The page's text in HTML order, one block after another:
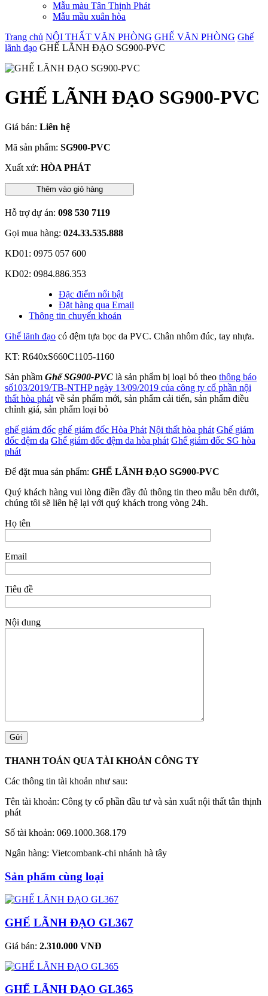
Mẫu màu Tân Thịnh Phát
Mẫu mầu xuân hòa
Trang chủ NỘI THẤT VĂN PHÒNG GHẾ VĂN PHÒNG Ghế
lãnh đạo GHẾ LÃNH ĐẠO SG900-PVC
GHẾ LÃNH ĐẠO SG900-PVC
Giá bán: Liên hệ
Mã sản phẩm: SG900-PVC
Xuất xứ: HÒA PHÁT
Thêm vào giỏ hàng
Hỗ trợ dự án: 098 530 7119
Gọi mua hàng: 024.33.535.888
KD01: 0975 057 600
KD02: 0984.886.353
Đặc điểm nổi bật
Đặt hàng qua Email
Thông tin chuyển khoản
Ghế lãnh đạo có đệm tựa bọc da PVC. Chân nhôm đúc, tay nhựa.
KT: R640xS660C1105-1160
Sản phầm Ghế SG900-PVC là sản phẩm bị loại bỏ theo thông báo
số103/2019/TB-NTHP ngày 13/09/2019 của công ty cổ phần nội
thất hòa phát về sản phẩm mới, sản phẩm cải tiến, sản phẩm điều
chỉnh giá, sản phẩm loại bỏ
ghế giám đốc ghế giám đốc Hòa Phát Nội thất hòa phát Ghế giám
đốc đệm da Ghế giám đốc đệm da hòa phát Ghế giám đốc SG hòa
phát
Để đặt mua sản phẩm: GHẾ LÃNH ĐẠO SG900-PVC
Quý khách hàng vui lòng điền đầy đủ thông tin theo mẫu bên dưới,
chúng tôi sẽ liên hệ lại với quý khách trong vòng 24h.
Họ tên
Email
Tiêu đề
Nội dung
THANH TOÁN QUA TÀI KHOẢN CÔNG TY
Các thông tin tài khoản như sau:
Tên tài khoản: Công ty cổ phần đầu tư và sản xuất nội thất tân thịnh
phát
Số tài khoản: 069.1000.368.179
Ngân hàng: Vietcombank-chi nhánh hà tây
Sản phẩm cùng loại
GHẾ LÃNH ĐẠO GL367
Giá bán: 2.310.000 VNĐ
GHẾ LÃNH ĐẠO GL365